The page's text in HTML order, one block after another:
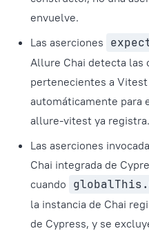
envuelve.
Las aserciones
Allure Chai detecta las
pertenecientes a
automáticamente para
allure-vitest ya registra.
Las aserciones
Chai integrada de
cuando
la instancia de Chai
de Cypress, y se